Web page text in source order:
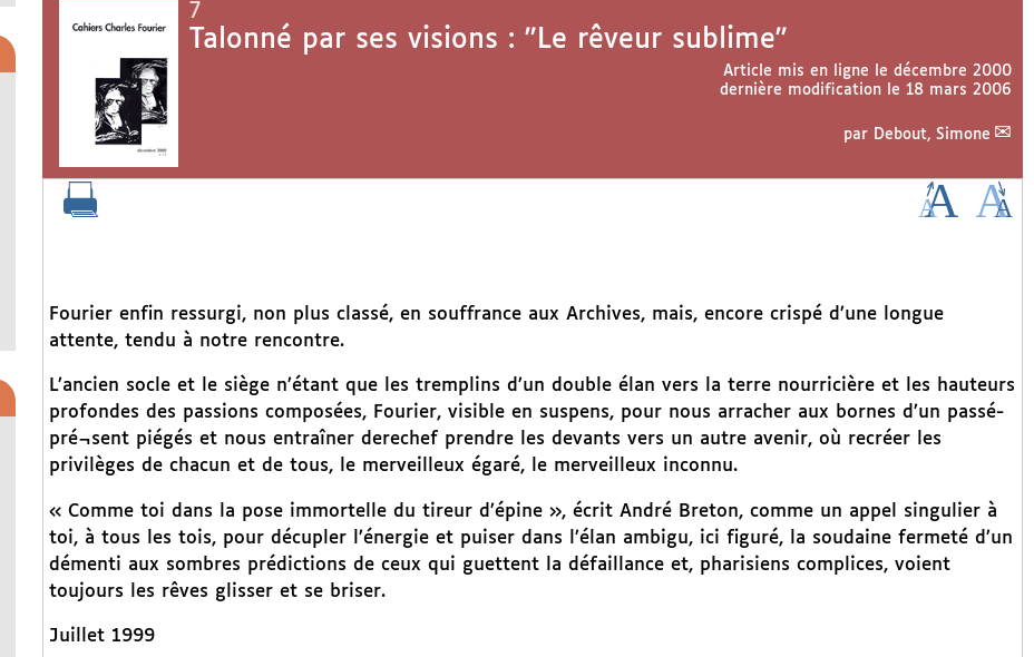
7
Talonné par ses visions : "Le rêveur sublime"
Article mis en ligne le décembre 2000
dernière modification le 18 mars 2006
par Debout, Simone
Fourier enfin ressurgi, non plus classé, en souffrance aux Archives, mais, encore crispé d’une longue
attente, tendu à notre rencontre.
L’ancien socle et le siège n’étant que les tremplins d’un double élan vers la terre nourricière et les hauteurs
profondes des passions composées, Fourier, visible en suspens, pour nous arracher aux bornes d’un passé-
pré¬sent piégés et nous entraîner derechef prendre les devants vers un autre avenir, où recréer les
privilèges de chacun et de tous, le merveilleux égaré, le merveilleux inconnu.
« Comme toi dans la pose immortelle du tireur d’épine », écrit André Breton, comme un appel singulier à
toi, à tous les tois, pour décupler l’énergie et puiser dans l’élan ambigu, ici figuré, la soudaine fermeté d’un
démenti aux sombres prédictions de ceux qui guettent la défaillance et, pharisiens complices, voient
toujours les rêves glisser et se briser.
Juillet 1999